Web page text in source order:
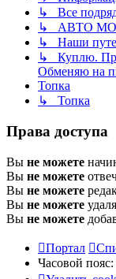
↳ Все
↳ АВТО
↳ Наши
↳ Куплю.
Обменяю на
Топка
↳ Топка
Права доступа
Вы не можете
Вы не можете
Вы не можете
Вы не можете
Вы не можете
Портал
Часовой пояс: